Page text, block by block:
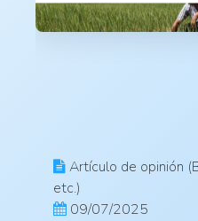
Artículo de opinión
etc.)
09/07/2025